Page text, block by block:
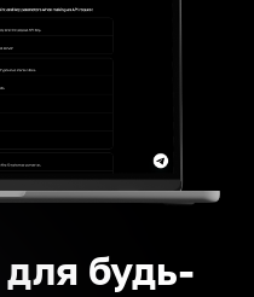
будь-